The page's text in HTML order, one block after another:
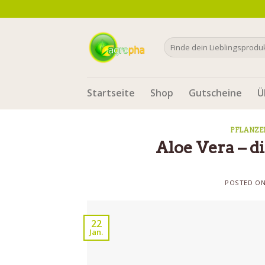
to
Search
for:
Startseite Shop Gutscheine
Aloe Vera –
POSTED
22
Jan.